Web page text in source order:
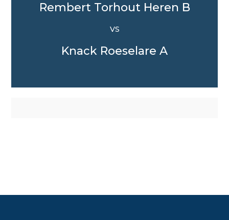
Rembert Torhout Heren B
VS
Knack Roeselare A